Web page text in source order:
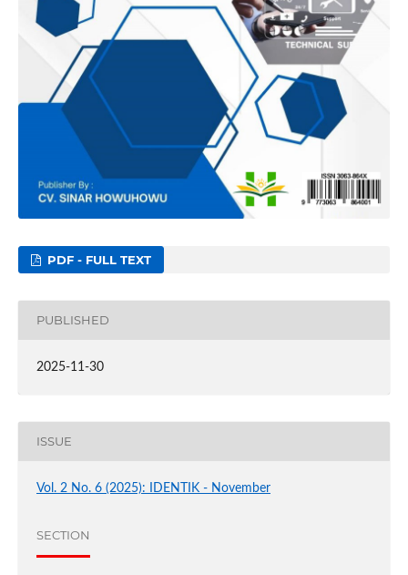
PDF - FULL TEXT
PUBLISHED
2025-11-30
ISSUE
Vol. 2 No. 6 (2025): IDENTIK - November
SECTION